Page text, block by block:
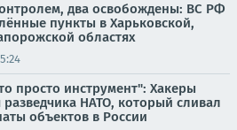
два освобождены: ВС РФ
пункты в Харьковской,
областях
просто инструмент": Хакеры
разведчика НАТО, который сливал
объектов в России